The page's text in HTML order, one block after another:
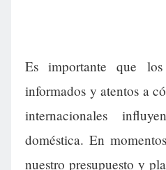
Es importante que los
informados y atentos a
internacionales
doméstica. En
nuestro presupuesto y